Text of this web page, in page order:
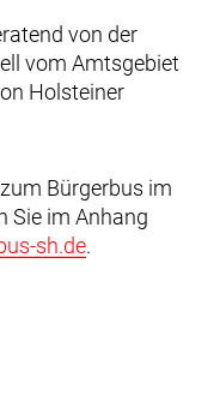
von der
vom Amtsgebiet
Holsteiner
Bürgerbus im
Sie im Anhang
sh.de.